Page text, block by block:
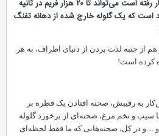
Speed که در این مستند به کار رفته است می‌تواند تا ۲۰ هزار فریم در ثانیه
است که یک گلوله خارج شده از دهانه تفنگ
جنبه لذت بردن از دنیای اطراف، به هر
کرده است!
رقیبش، صحنه افتادن یک قطره بر
و تخم مرغ، صحنه‌ای از برخورد گلوله
و در کل، صحنه‌هایی که ما فقط لحظه‌ای